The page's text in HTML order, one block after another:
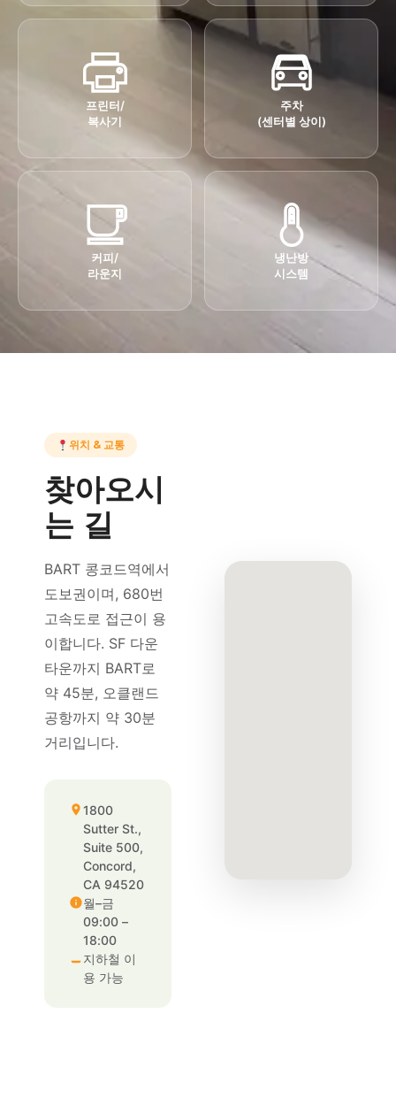
프린터/
복사기
주차
(센터별 상이)
커피/
라운지
냉난방
시스템
위치 & 교통
찾아오시
는 길
BART 콩코드역에서
도보권이며, 680번
고속도로 접근이 용
이합니다. SF 다운
타운까지 BART로
약 45분, 오클랜드
공항까지 약 30분
거리입니다.
1800
Sutter St.,
Suite 500,
Concord,
CA 94520
월–금
09:00 –
18:00
지하철 이
용 가능